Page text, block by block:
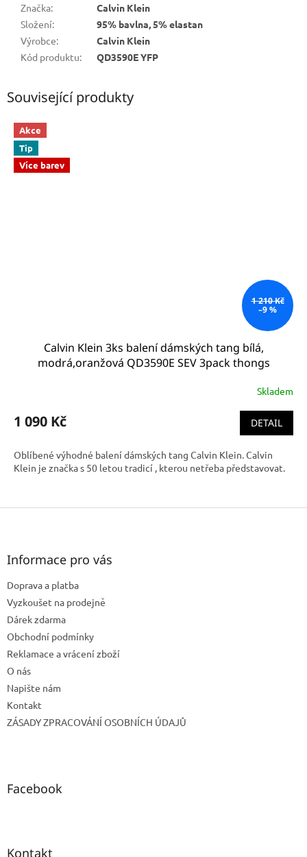
Značka:
Calvin Klein
Složení:
95% bavlna, 5% elastan
Výrobce:
Calvin Klein
Kód produktu: QD3590E YFP
Související produkty
Akce
Tip
Více barev
1 210 Kč
–9 %
Calvin Klein 3ks balení dámských tang bílá,
modrá,oranžová QD3590E SEV 3pack thongs
Skladem
1 090 Kč DETAIL
Oblíbené výhodné balení dámských tang Calvin Klein. Calvin
Klein je značka s 50 letou tradicí , kterou netřeba představovat.
Z
Informace pro vás
Doprava a platba
Vyzkoušet na prodejně
Dárek zdarma
Obchodní podmínky
Reklamace a vrácení zboží
O nás
Napište nám
Kontakt
ZÁSADY ZPRACOVÁNÍ OSOBNÍCH ÚDAJŮ
Facebook
Kontakt